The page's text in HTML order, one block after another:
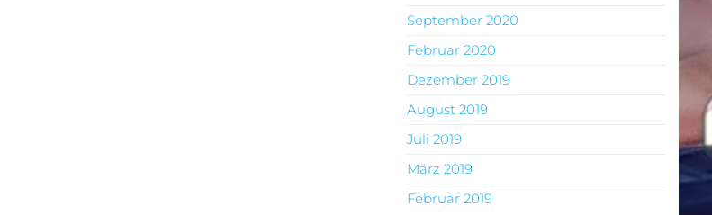
September 2020
Februar 2020
Dezember 2019
August 2019
Juli 2019
März 2019
Februar 2019